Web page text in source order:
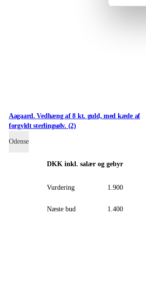
Aagaard. Vedhæng af 8 kt. guld, med kæde af
forgyldt sterlingsølv. (2)
Odense
DKK inkl. salær og gebyr
Vurdering 1.900
Næste bud 1.400